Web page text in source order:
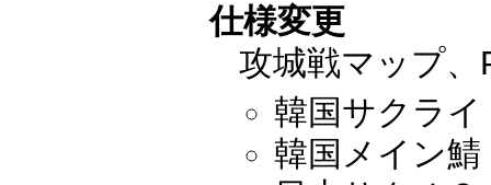
仕様変更
攻城戦マップ
韓国サクライ
韓国メイン鯖